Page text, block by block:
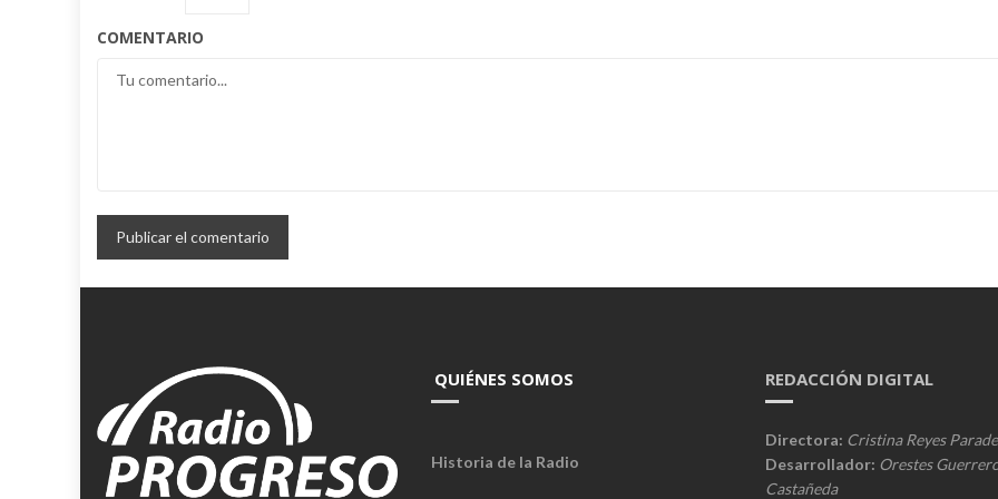
COMENTARIO
QUIÉNES SOMOS
Historia de la Radio
REDACCIÓN DIGITAL
Directora: Cristina Reyes
Desarrollador: Orestes
Castañeda